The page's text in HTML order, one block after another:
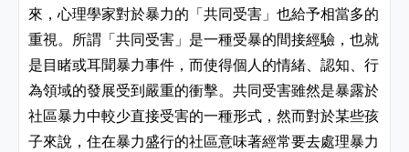
來，心理學家對於暴力的「共同受害」也給予相當多的
重視。所謂「共同受害」是一種受暴的間接經驗，也就
是目睹或耳聞暴力事件，而使得個人的情緒、認知、行
為領域的發展受到嚴重的衝擊。共同受害雖然是暴露於
社區暴力中較少直接受害的一種形式，然而對於某些孩
子來說，住在暴力盛行的社區意味著經常要去處理暴力